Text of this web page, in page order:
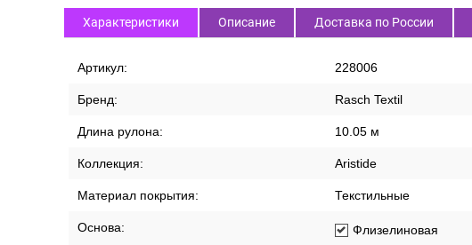
Характеристики Описание Доставка по России
Артикул: 228006
Бренд: Rasch Textil
Длина рулона: 10.05 м
Коллекция: Aristide
Материал покрытия: Текстильные
Основа: Флизелиновая